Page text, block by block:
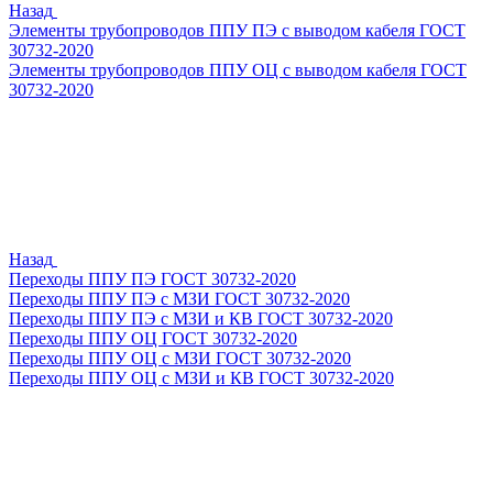
Назад
Элементы трубопроводов ППУ ПЭ с выводом кабеля ГОСТ
30732-2020
Элементы трубопроводов ППУ ОЦ с выводом кабеля ГОСТ
30732-2020
Назад
Переходы ППУ ПЭ ГОСТ 30732-2020
Переходы ППУ ПЭ с МЗИ ГОСТ 30732-2020
Переходы ППУ ПЭ с МЗИ и КВ ГОСТ 30732-2020
Переходы ППУ ОЦ ГОСТ 30732-2020
Переходы ППУ ОЦ с МЗИ ГОСТ 30732-2020
Переходы ППУ ОЦ с МЗИ и КВ ГОСТ 30732-2020